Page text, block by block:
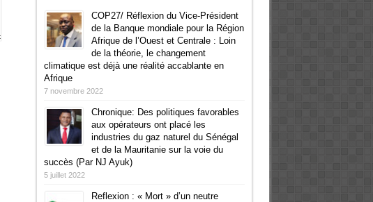
COP27/ Réflexion du Vice-Président
de la Banque mondiale pour la Région
Afrique de l’Ouest et Centrale : Loin
de la théorie, le changement
climatique est déjà une réalité accablante en
Afrique
7 novembre 2022
Chronique: Des politiques favorables
aux opérateurs ont placé les
industries du gaz naturel du Sénégal
et de la Mauritanie sur la voie du
succès (Par NJ Ayuk)
5 juillet 2022
Reflexion : « Mort » d’un neutre